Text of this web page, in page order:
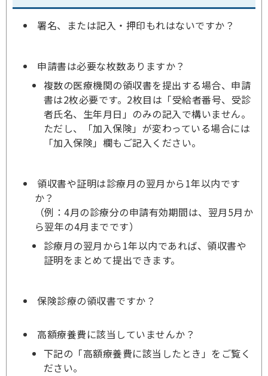
署名、または記入・押印もれはないですか？
申請書は必要な枚数ありますか？
複数の医療機関の領収書を提出する場合、申請
書は2枚必要です。2枚目は「受給者番号、受診
者氏名、生年月日」のみの記入で構いません。
ただし、「加入保険」が変わっている場合には
「加入保険」欄もご記入ください。
領収書や証明は診療月の翌月から1年以内です
か？
（例：4月の診療分の申請有効期間は、翌月5月か
ら翌年の4月までです）
診療月の翌月から1年以内であれば、領収書や
証明をまとめて提出できます。
保険診療の領収書ですか？
高額療養費に該当していませんか？
下記の「高額療養費に該当したとき」をご覧く
ださい。